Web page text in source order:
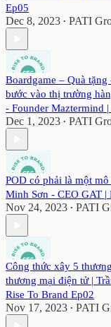
Ep05
Dec 8, 2023 • PATI
Boardgame – Quà
bước vào thị trường
- Founder Maztermind
Dec 1, 2023 • PATI
POD có phải là một
Minh Sơn - CEO GAT |
Nov 24, 2023 • PATI
Công thức xây 5
thương mại điện tử |
Rise To Brand Ep02
Nov 17, 2023 • PATI